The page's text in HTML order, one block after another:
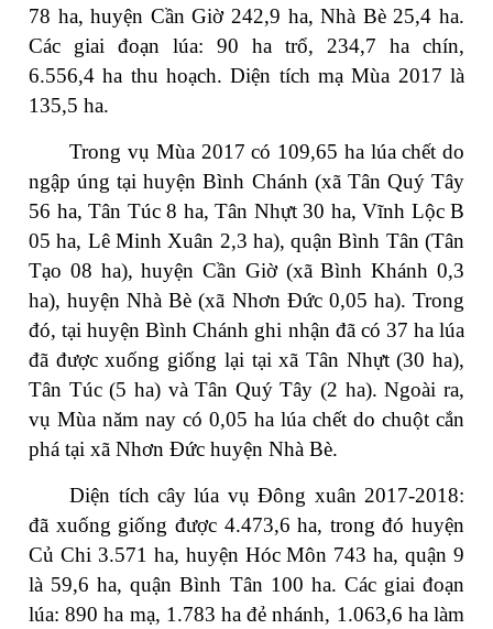
78 ha, huyện Cần Giờ 242,9 ha, Nhà Bè 25,4 ha.
Các giai đoạn lúa: 90 ha trổ, 234,7 ha chín,
6.556,4 ha thu hoạch. Diện tích mạ Mùa 2017 là
135,5 ha.
Trong vụ Mùa 2017 có 109,65 ha lúa chết do
ngập úng tại huyện Bình Chánh (xã Tân Quý Tây
56 ha, Tân Túc 8 ha, Tân Nhựt 30 ha, Vĩnh Lộc B
05 ha, Lê Minh Xuân 2,3 ha), quận Bình Tân (Tân
Tạo 08 ha), huyện Cần Giờ (xã Bình Khánh 0,3
ha), huyện Nhà Bè (xã Nhơn Đức 0,05 ha). Trong
đó, tại huyện Bình Chánh ghi nhận đã có 37 ha lúa
đã được xuống giống lại tại xã Tân Nhựt (30 ha),
Tân Túc (5 ha) và Tân Quý Tây (2 ha). Ngoài ra,
vụ Mùa năm nay có 0,05 ha lúa chết do chuột cắn
phá tại xã Nhơn Đức huyện Nhà Bè.
Diện tích cây lúa vụ Đông xuân 2017-2018:
đã xuống giống được 4.473,6 ha, trong đó huyện
Củ Chi 3.571 ha, huyện Hóc Môn 743 ha, quận 9
là 59,6 ha, quận Bình Tân 100 ha. Các giai đoạn
lúa: 890 ha mạ, 1.783 ha đẻ nhánh, 1.063,6 ha làm